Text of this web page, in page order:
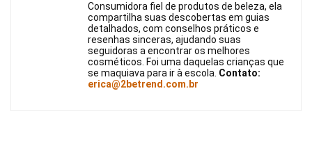
Consumidora fiel de produtos de beleza, ela
compartilha suas descobertas em guias
detalhados, com conselhos práticos e
resenhas sinceras, ajudando suas
seguidoras a encontrar os melhores
cosméticos. Foi uma daquelas crianças que
se maquiava para ir à escola. Contato:
erica@2betrend.com.br